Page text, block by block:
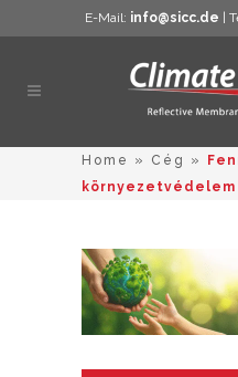
E-Mail: info@sicc.de |
Home » Cég »
környezetvédelem